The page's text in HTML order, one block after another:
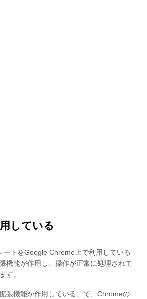
している
ートをGoogle Chrome上で利用している
機能が作用し、操作が正常に処理されて
す。
張機能が作用している」で、Chromeの